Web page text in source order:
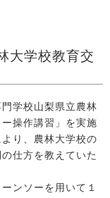
大学校教育交
学校山梨県立農林
操作講習」を実施
り、農林大学校の
仕方を教えていた
ンソーを用いて１